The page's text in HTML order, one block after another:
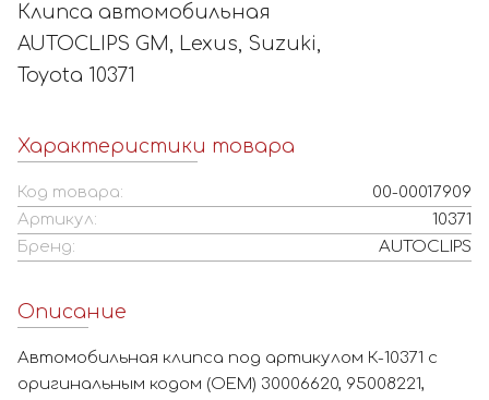
Клипса автомобильная
AUTOCLIPS GM, Lexus, Suzuki,
Toyota 10371
Характеристики товара
Код товара:
00-00017909
Артикул:
10371
Бренд:
AUTOCLIPS
Описание
Автомобильная клипса под артикулом К-10371 с
оригинальным кодом (OEM) 30006620, 95008221,